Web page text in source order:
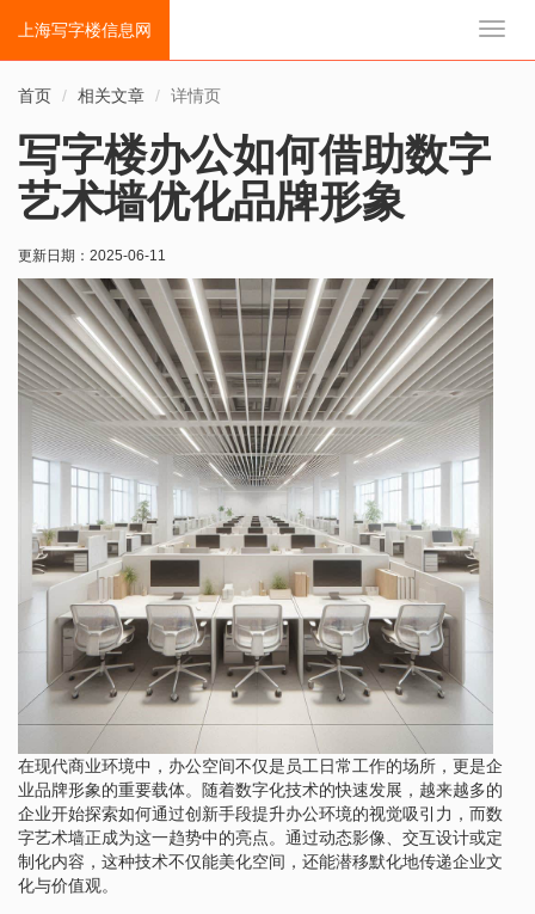
切
上海写字楼信息网
首页 相关文章 详情页
写字楼办公如何借助数字
艺术墙优化品牌形象
更新日期： 2025-06-11
在现代商业环境中，办公空间不仅是员工日常工作的场所，更是企
业品牌形象的重要载体。随着数字化技术的快速发展，越来越多的
企业开始探索如何通过创新手段提升办公环境的视觉吸引力，而数
字艺术墙正成为这一趋势中的亮点。通过动态影像、交互设计或定
制化内容，这种技术不仅能美化空间，还能潜移默化地传递企业文
化与价值观。